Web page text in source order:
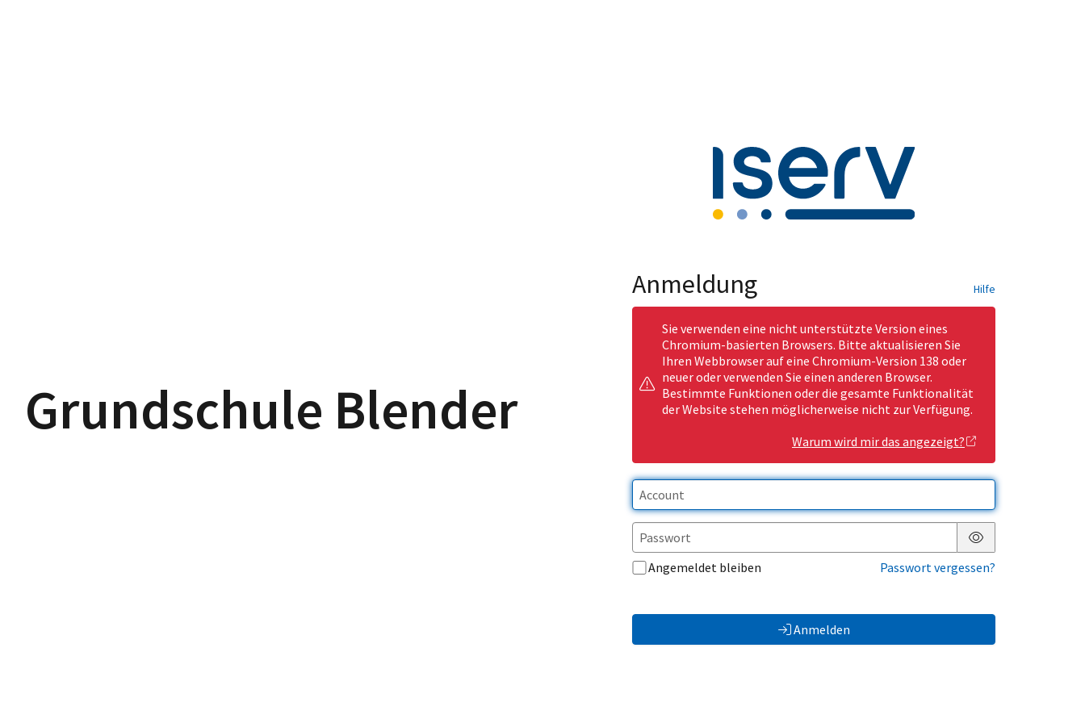
Grundschule Blender
Anmeldung Hilfe
Sie verwenden eine nicht unterstützte Version eines
Chromium-basierten Browsers. Bitte aktualisieren Sie
Ihren Webbrowser auf eine Chromium-Version 138 oder
neuer oder verwenden Sie einen anderen Browser.
Bestimmte Funktionen oder die gesamte Funktionalität
der Website stehen möglicherweise nicht zur Verfügung.
Warum wird mir das angezeigt?
Passwort anzeigen
Angemeldet bleiben
Passwort vergessen?
Anmelden